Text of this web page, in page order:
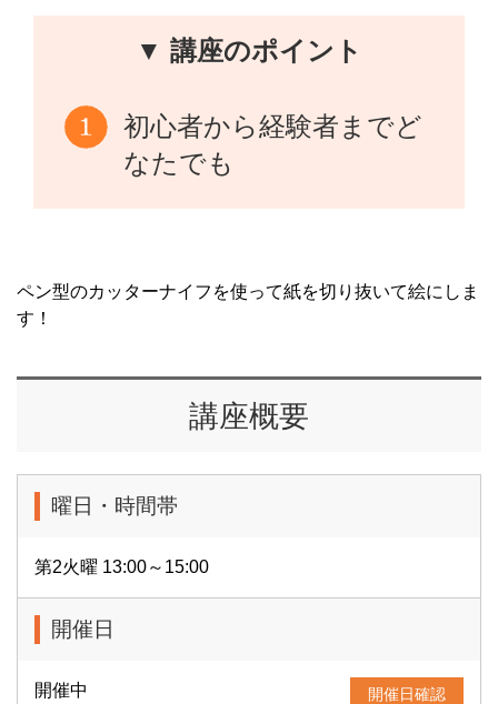
▼ 講座のポイント
初心者から経験者までど
なたでも
ペン型のカッターナイフを使って紙を切り抜いて絵にしま
す！
講座概要
曜日・時間帯
第2火曜 13:00～15:00
開催日
開催中 開催日確認